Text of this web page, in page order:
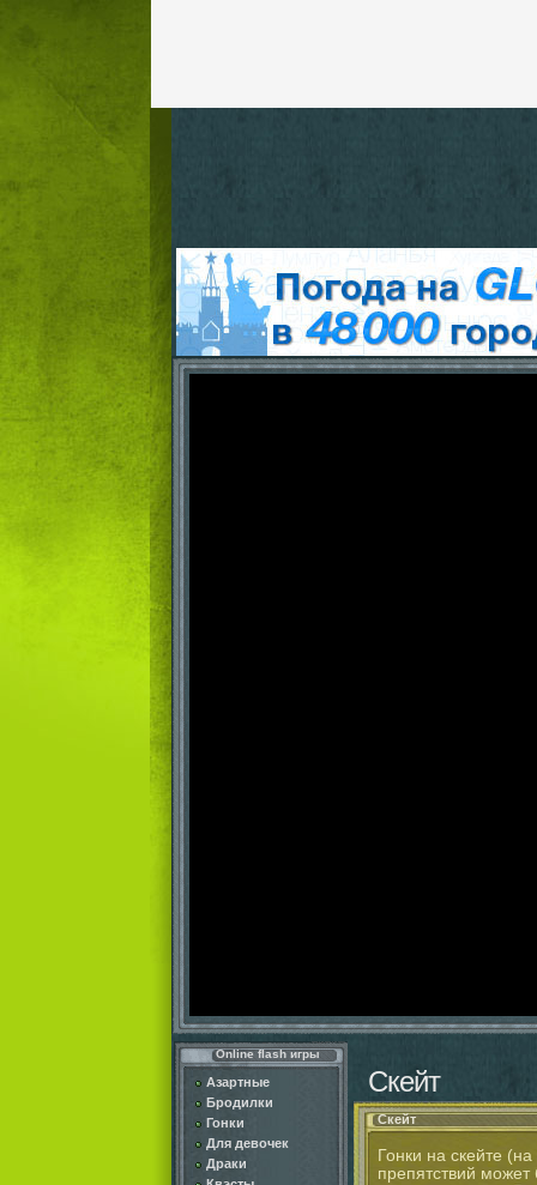
Online flash игры
Азартные
Бродилки
Гонки
Для девочек
Драки
Скейт
Скейт
Гонки на скейте
препятствий может